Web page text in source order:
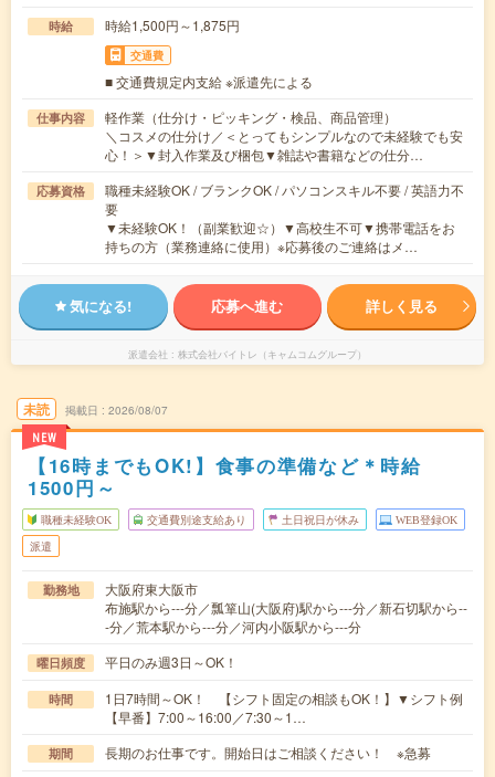
時給 時給1,500円～1,875円
交通費
■ 交通費規定内支給 ※派遣先による
仕事内容
軽作業（仕分け・ピッキング・検品、商品管理）
＼コスメの仕分け／＜とってもシンプルなので未経験でも安
心！＞▼封入作業及び梱包▼雑誌や書籍などの仕分…
応募資格
職種未経験OK / ブランクOK / パソコンスキル不要 / 英語力不
要
▼未経験OK！（副業歓迎☆）▼高校生不可▼携帯電話をお
持ちの方（業務連絡に使用）※応募後のご連絡はメ…
気になる! 応募へ進む 詳しく見る
派遣会社 株式会社バイトレ（キャムコムグループ）
未読
NEW
掲載日 2026/08/07
【16時までもOK!】食事の準備など＊時給
1500円～
職種未経験OK 交通費別途支給あり 土日祝日が休み WEB登録OK
派遣
勤務地
大阪府東大阪市
布施駅から---分／瓢箪山(大阪府)駅から---分／新石切駅から--
-分／荒本駅から---分／河内小阪駅から---分
曜日頻度 平日のみ週3日～OK！
時間
1日7時間～OK！ 【シフト固定の相談もOK！】▼シフト例
【早番】7:00～16:00／7:30～1…
期間 長期のお仕事です。開始日はご相談ください！ ※急募